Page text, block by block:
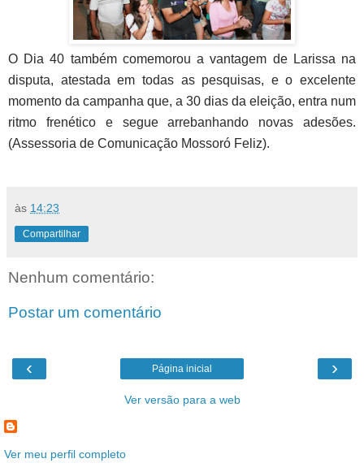
O Dia 40 também comemorou a vantagem de Larissa na
disputa, atestada em todas as pesquisas, e o excelente
momento da campanha que, a 30 dias da eleição, entra num
ritmo frenético e segue arrebanhando novas adesões.
(Assessoria de Comunicação Mossoró Feliz).
às 14:23
Compartilhar
Nenhum comentário:
Postar um comentário
‹ ›
Página inicial
Ver versão para a web
Ver meu perfil completo